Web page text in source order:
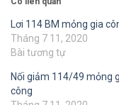
Lơi 114 BM mỏng gia
Tháng 7 11, 2020
Bài tương tự
Nối giảm 114/49 mỏng
công